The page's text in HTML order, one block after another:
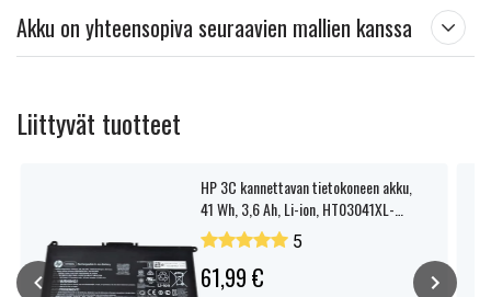
Akku on yhteensopiva seuraavien mallien kanssa
Liittyvät tuotteet
HP 3C kannettavan tietokoneen akku,
41 Wh, 3,6 Ah, Li-ion, HT03041XL-
PR+PL, HT03XL5
61,99 €